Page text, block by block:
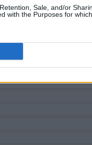
Sale, and/or
with the Purposes for